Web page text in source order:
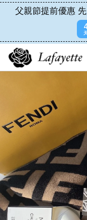
父親節提前優惠